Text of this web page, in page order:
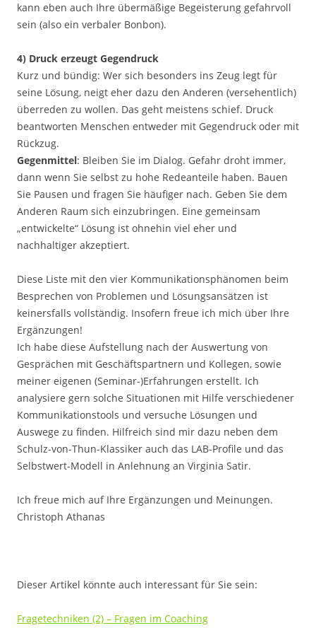
kann eben auch Ihre übermäßige Begeisterung gefahrvoll
sein (also ein verbaler Bonbon).
4) Druck erzeugt Gegendruck
Kurz und bündig: Wer sich besonders ins Zeug legt für
seine Lösung, neigt eher dazu den Anderen (versehentlich)
überreden zu wollen. Das geht meistens schief. Druck
beantworten Menschen entweder mit Gegendruck oder mit
Rückzug.
Gegenmittel: Bleiben Sie im Dialog. Gefahr droht immer,
dann wenn Sie selbst zu hohe Redeanteile haben. Bauen
Sie Pausen und fragen Sie häufiger nach. Geben Sie dem
Anderen Raum sich einzubringen. Eine gemeinsam
„entwickelte“ Lösung ist ohnehin viel eher und
nachhaltiger akzeptiert.
Diese Liste mit den vier Kommunikationsphänomen beim
Besprechen von Problemen und Lösungsansätzen ist
keinersfalls vollständig. Insofern freue ich mich über Ihre
Ergänzungen!
Ich habe diese Aufstellung nach der Auswertung von
Gesprächen mit Geschäftspartnern und Kollegen, sowie
meiner eigenen (Seminar-)Erfahrungen erstellt. Ich
analysiere gern solche Situationen mit Hilfe verschiedener
Kommunikationstools und versuche Lösungen und
Auswege zu finden. Hilfreich sind mir dazu neben dem
Schulz-von-Thun-Klassiker auch das LAB-Profile und das
Selbstwert-Modell in Anlehnung an Virginia Satir.
Ich freue mich auf Ihre Ergänzungen und Meinungen.
Christoph Athanas
Dieser Artikel könnte auch interessant für Sie sein:
Fragetechniken (2) – Fragen im Coaching